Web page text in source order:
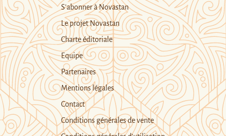
S’abonner à Novastan
Le projet Novastan
Charte éditoriale
Equipe
Partenaires
Mentions légales
Contact
Conditions générales de vente